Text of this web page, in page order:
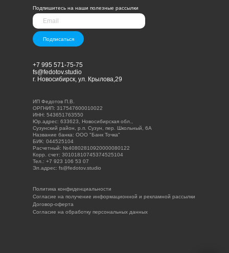
Политика конфиденциальности
Договор-оферта
Согласие на обработку персональных данных
Согласие на получение информационной и рекламной рассылки
+7 995 571-75-75
fs@fedotov.studio
г. Новосибирск, ул. Крылова,29
ИП Федотов П.В.
ОРГНИП: 317547600010022
ИНН: 543651763550
Юр.адрес: 633623, Новосибирская обл.,
Сузунский район, р.п. Сузун, пер. Школьный, 6А
Название банка: ООО "Банк Точка"
БИК: 044525104
Расчетный: №40802810920000080122
Корр. счет: 30101810745374525104
Тел.: +7 923 106 53 07
Эл.адрес: fs@fedotov.studio
Подпишитесь на наши полезные рассылки
Подписаться